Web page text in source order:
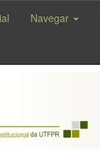
Navegar